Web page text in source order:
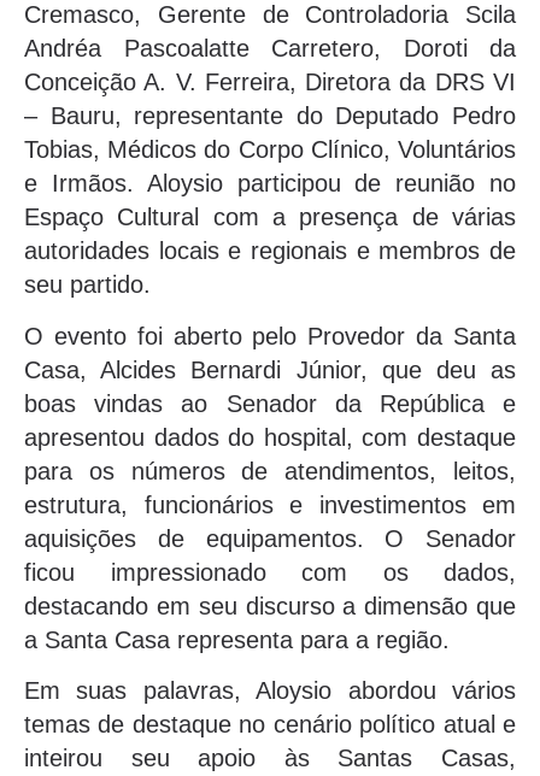
Cremasco, Gerente de Controladoria Scila
Andréa Pascoalatte Carretero, Doroti da
Conceição A. V. Ferreira, Diretora da DRS VI
– Bauru, representante do Deputado Pedro
Tobias, Médicos do Corpo Clínico, Voluntários
e Irmãos. Aloysio participou de reunião no
Espaço Cultural com a presença de várias
autoridades locais e regionais e membros de
seu partido.
O evento foi aberto pelo Provedor da Santa
Casa, Alcides Bernardi Júnior, que deu as
boas vindas ao Senador da República e
apresentou dados do hospital, com destaque
para os números de atendimentos, leitos,
estrutura, funcionários e investimentos em
aquisições de equipamentos. O Senador
ficou impressionado com os dados,
destacando em seu discurso a dimensão que
a Santa Casa representa para a região.
Em suas palavras, Aloysio abordou vários
temas de destaque no cenário político atual e
inteirou seu apoio às Santas Casas,